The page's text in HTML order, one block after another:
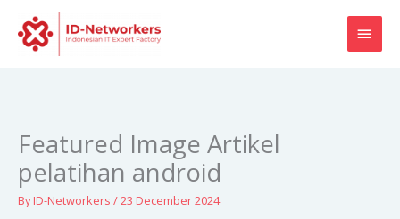
content
Featured Image Artikel
pelatihan android
ByID-Networkers /23 December 2024